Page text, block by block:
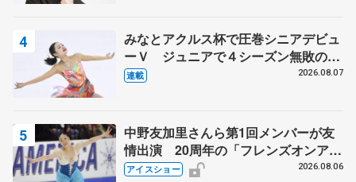
みなとアクルス杯で圧巻シニアデビュ
ーＶ ジュニアで４シーズン無敗の島
田麻央
連載 2026.08.07
中野友加里さんら第1回メンバーが友
情出演 20周年の「フレンズオンアイ
ス」 宮本賢二さん、有川梨絵さん、
アイスショー 2026.08.06